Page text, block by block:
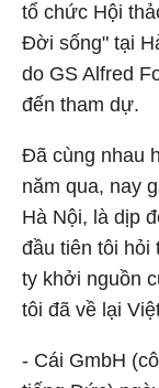
tổ chức Hội
Đời sống" tại
do GS Alfred
đến tham dự.
Đã cùng nhau
năm qua, nay
Hà Nội, là dịp
đầu tiên tôi hỏi
ty khởi nguồn
tôi đã về lại
- Cái GmbH